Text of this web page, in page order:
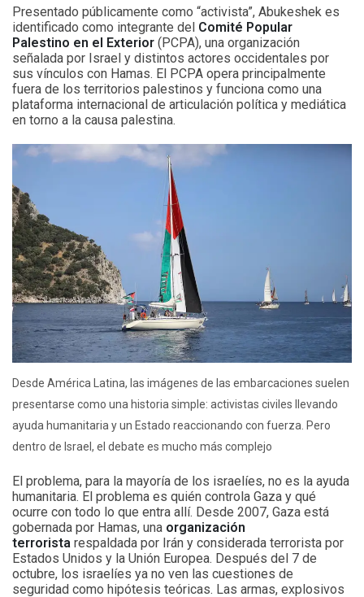
Presentado públicamente como “activista”, Abukeshek es
identificado como integrante del Comité Popular
Palestino en el Exterior (PCPA), una organización
señalada por Israel y distintos actores occidentales por
sus vínculos con Hamas. El PCPA opera principalmente
fuera de los territorios palestinos y funciona como una
plataforma internacional de articulación política y mediática
en torno a la causa palestina.
Desde América Latina, las imágenes de las embarcaciones suelen
presentarse como una historia simple: activistas civiles llevando
ayuda humanitaria y un Estado reaccionando con fuerza. Pero
dentro de Israel, el debate es mucho más complejo
El problema, para la mayoría de los israelíes, no es la ayuda
humanitaria. El problema es quién controla Gaza y qué
ocurre con todo lo que entra allí. Desde 2007, Gaza está
gobernada por Hamas, una organización
terrorista respaldada por Irán y considerada terrorista por
Estados Unidos y la Unión Europea. Después del 7 de
octubre, los israelíes ya no ven las cuestiones de
seguridad como hipótesis teóricas. Las armas, explosivos